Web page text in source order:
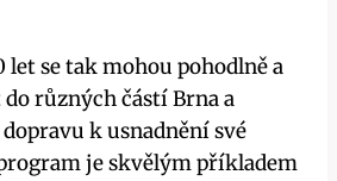
let se tak mohou pohodlně a
různých částí Brna a
k usnadnění své
je skvělým příkladem